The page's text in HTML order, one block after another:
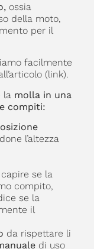
ossia
della moto,
per il
facilmente
(link).
la molla in una
compiti:
l’altezza
se la
compito,
se la
il
da rispettare li
di uso